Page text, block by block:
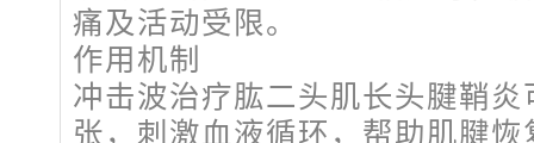
痛及活动受限。
作用机制
冲击波治疗肱二头肌长头腱鞘
张，刺激血液循环，帮助肌腱